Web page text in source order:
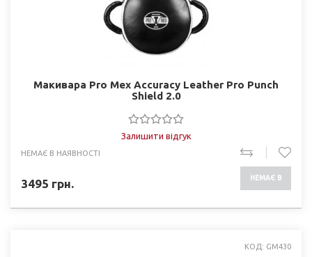
Макивара Pro Mex Accuracy Leather Pro Punch
Shield 2.0
Залишити відгук
НЕМАЄ В НАЯВНОСТІ
3495 грн. НЕМАЄ В
КОД: GM430